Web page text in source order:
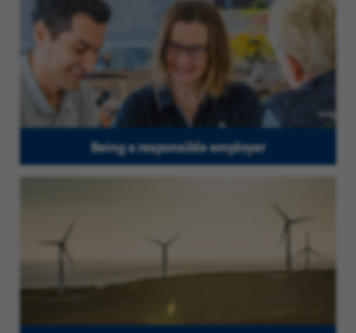
Being a responsible employer